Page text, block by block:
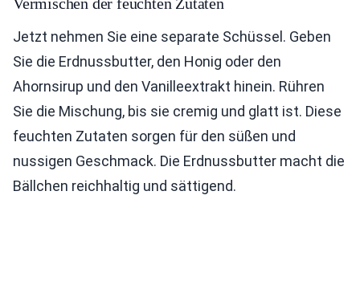
Jetzt nehmen Sie eine separate Schüssel. Geben
Sie die Erdnussbutter, den Honig oder den
Ahornsirup und den Vanilleextrakt hinein. Rühren
Sie die Mischung, bis sie cremig und glatt ist. Diese
feuchten Zutaten sorgen für den süßen und
nussigen Geschmack. Die Erdnussbutter macht die
Bällchen reichhaltig und sättigend.